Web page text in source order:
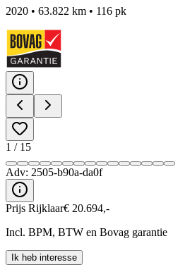
2020 • 63.822 km • 116 pk
1 / 15
Adv: 2505-b90a-da0f
Prijs Rijklaar€ 20.694,-
Incl. BPM, BTW en Bovag garantie
Ik heb interesse